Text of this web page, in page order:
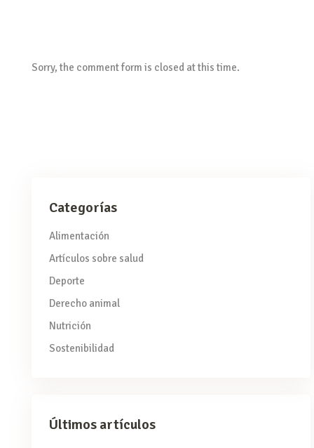
Sorry, the comment form is closed at this time.
Categorías
Alimentación
Artículos sobre salud
Deporte
Derecho animal
Nutrición
Sostenibilidad
Últimos artículos